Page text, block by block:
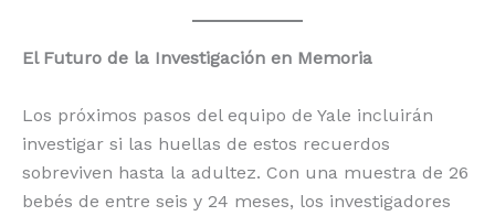
El Futuro de la Investigación en Memoria
Los próximos pasos del equipo de Yale incluirán
investigar si las huellas de estos recuerdos
sobreviven hasta la adultez. Con una muestra de 26
bebés de entre seis y 24 meses, los investigadores